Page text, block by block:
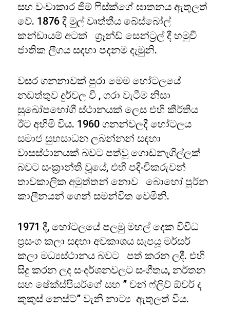
සහ වංචාකාර ජිම් ෆිස්ක්ගේ ඝාතනය ඇතුලත්
වේ. 1876 දී මුල් වෘත්තීය බේස්බෝල්
කන්ඩායම් අටක් ග්‍රෑන්ඩ් සෙන්ට්‍රල් දී හමුවී
ජාතික ලීගය සදහා පදනම දැමුනි.
වසර ගනනාවක් පුරා මෙම හෝටලයේ
නඩත්තුව දුර්වල වී , ගරා වැටීම නිසා
සුඛෝපභෝගී ස්ථානයක් ලෙස එහි කීර්තිය
ඊට අහිමි විය. 1960 ගනන්වලදී හෝටලය
සමාජ සුභසාධන ලබන්නන් සඳහා
වාසස්ථානයක් බවට පත්වූ ගොඩනැගිල්ලක්
බවට සංක්‍රාන්ති වූයේ, එහි පදිංචිකරුවන්
තාවකාලික අමුත්තන් නොව බොහෝ පූර්න
කාලීනයන් ගෙන් සමන්විත වෙමිනි.
1971 දී, හෝටලයේ පලමු මහල් දෙක විවිධ
ප්‍රසංග කලා සඳහා අවකාශය සැපයූ මර්සර්
කලා මධ්‍යස්ථානය බවට පත් කරන ලදී. එහි
සිදු කරන ලද සංදර්ශනවලට සංගීතය, නර්තන
සහ ෂේක්ස්පියර්ගේ සහ ” වන් ෆ්ලිව් ඕවර් ද
කුකුස් නෙස්ට්” වැනි නාට්‍ය ඇතුලත් විය.